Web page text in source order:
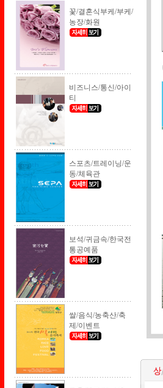
꽃/결혼식부케/부케/
농장/화원
비즈니스/통신/아이
티
스포츠/트레이닝/운
동/체육관
보석/귀금속/한국전
통공예품
쌀/음식/농축산/축
제/이벤트